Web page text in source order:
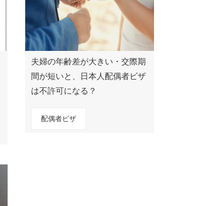
夫婦の年齢差が大きい・交際期
間が短いと、日本人配偶者ビザ
は不許可になる？
配偶者ビザ